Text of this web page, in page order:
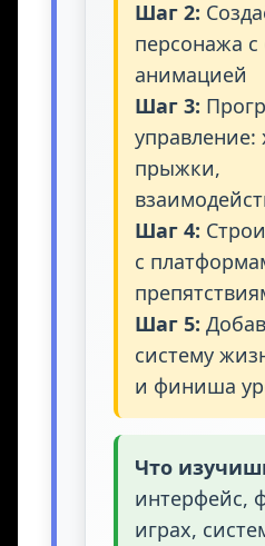
Шаг 2:
персонажа
анимацией
Шаг 3:
управление:
прыжки,
Шаг 4:
с
Шаг 5:
систему
и финиша
Что
интерфейс,
играх,